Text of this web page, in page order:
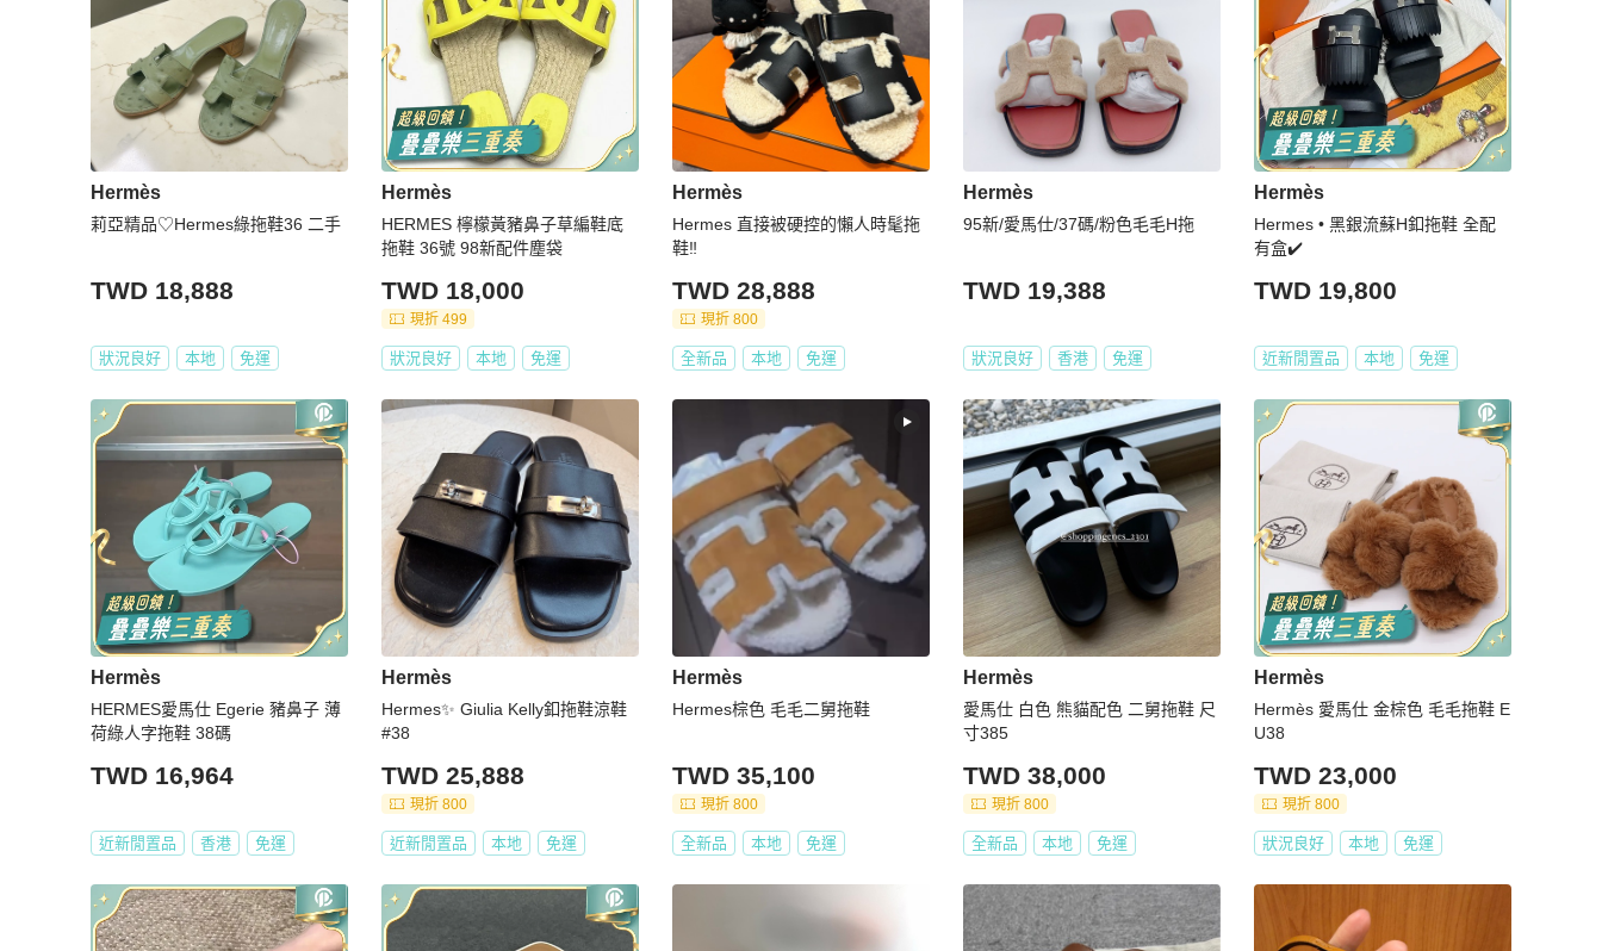
Hermès
莉亞精品♡Hermes綠拖鞋36 二手
TWD 18,888
狀況良好 本地 免運
Hermès
HERMES 檸檬黃豬鼻子草編鞋底
拖鞋 36號 98新配件塵袋
TWD 18,000
現折 499
狀況良好 本地 免運
Hermès
Hermes 直接被硬控的懶人時髦拖
鞋‼️
TWD 28,888
現折 800
全新品 本地 免運
Hermès
95新/愛馬仕/37碼/粉色毛毛H拖
TWD 19,388
狀況良好 香港 免運
Hermès
Hermes • 黑銀流蘇H釦拖鞋 全配
有盒✔️
TWD 19,800
近新閒置品 本地 免運
Hermès
HERMES愛馬仕 Egerie 豬鼻子 薄
荷綠人字拖鞋 38碼
TWD 16,964
近新閒置品 香港 免運
Hermès
Hermes✨ Giulia Kelly釦拖鞋涼鞋
#38
TWD 25,888
現折 800
近新閒置品 本地 免運
Hermès
Hermes棕色 毛毛二舅拖鞋
TWD 35,100
現折 800
全新品 本地 免運
Hermès
愛馬仕 白色 熊貓配色 二舅拖鞋 尺
寸385
TWD 38,000
現折 800
全新品 本地 免運
Hermès
Hermès 愛馬仕 金棕色 毛毛拖鞋 E
U38
TWD 23,000
現折 800
狀況良好 本地 免運